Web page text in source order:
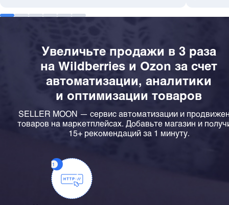
Увеличьте продажи в 3 раза
на Wildberries и Ozon за счет
автоматизации, аналитики
и оптимизации товаров
SELLER MOON — сервис автоматизации и
товаров на маркетплейсах. Добавьте магазин и
15+ рекомендаций за 1 минуту.